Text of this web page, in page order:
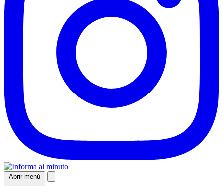
Abrir menú